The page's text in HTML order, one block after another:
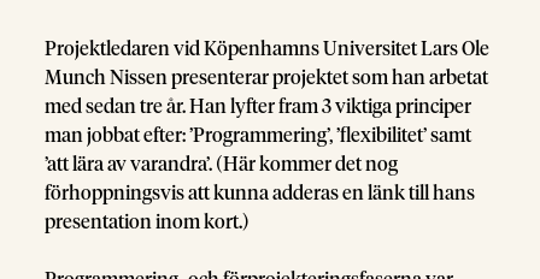
Projektledaren vid Köpenhamns Universitet Lars Ole
Munch Nissen presenterar projektet som han arbetat
med sedan tre år. Han lyfter fram 3 viktiga principer
man jobbat efter: ’Programmering’, ’flexibilitet’ samt
’att lära av varandra’. (Här kommer det nog
förhoppningsvis att kunna adderas en länk till hans
presentation inom kort.)